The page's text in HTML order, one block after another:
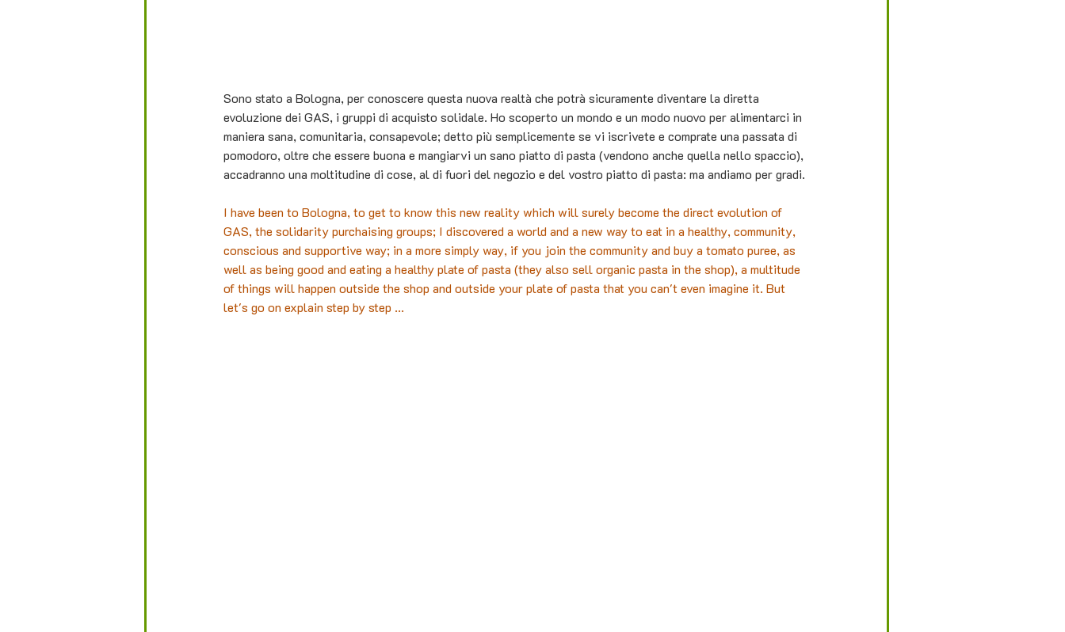
Sono stato a Bologna, per conoscere questa nuova realtà che potrà sicuramente diventare la diretta
evoluzione dei GAS, i gruppi di acquisto solidale. Ho scoperto un mondo e un modo nuovo per alimentarci in
maniera sana, comunitaria, consapevole; detto più semplicemente se vi iscrivete e comprate una passata di
pomodoro, oltre che essere buona e mangiarvi un sano piatto di pasta (vendono anche quella nello spaccio),
accadranno una moltitudine di cose, al di fuori del negozio e del vostro piatto di pasta: ma andiamo per gradi.
I have been to Bologna, to get to know this new reality which will surely become the direct evolution of
GAS, the solidarity purchaising groups; I discovered a world and a new way to eat in a healthy, community,
conscious and supportive way; in a more simply way, if you join the community and buy a tomato puree, as
well as being good and eating a healthy plate of pasta (they also sell organic pasta in the shop), a multitude
of things will happen outside the shop and outside your plate of pasta that you can't even imagine it. But
let's go on explain step by step ...